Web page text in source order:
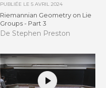
PUBLIÉE LE 5 AVRIL 2024
Riemannian Geometry on Lie
Groups - Part 3
De Stephen Preston